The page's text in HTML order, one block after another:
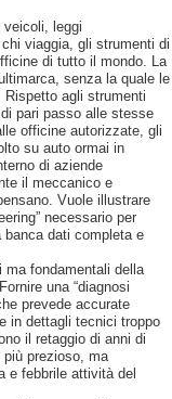
leggi
viaggia, gli strumenti di
di tutto il mondo. La
senza la quale le
Rispetto agli strumenti
pari passo alle stesse
officine autorizzate, gli
su auto ormai in
di aziende
il meccanico e
Vuole illustrare
necessario per
banca dati completa e
fondamentali della
una “diagnosi
prevede accurate
in dettagli tecnici troppo
il retaggio di anni di
più prezioso, ma
e febbrile attività del